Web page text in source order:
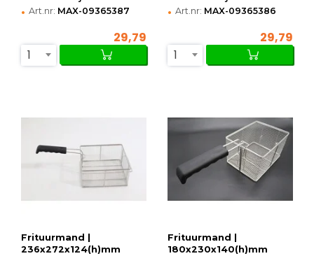
• Art.nr: MAX-09365387
29,79
1
• Art.nr: MAX-09365386
29,79
1
Frituurmand |
236x272x124(h)mm
Frituurmand |
180x230x140(h)mm